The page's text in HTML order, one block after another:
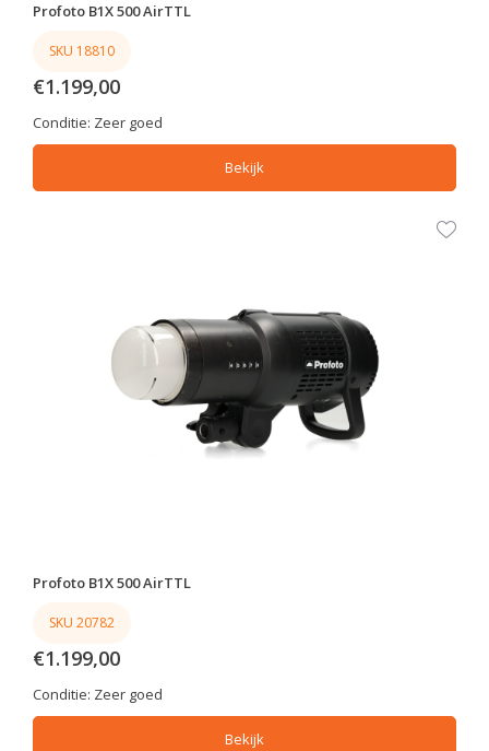
Profoto B1X 500 AirTTL
SKU 18810
€1.199,00
Conditie: Zeer goed
Bekijk
Profoto B1X 500 AirTTL
SKU 20782
€1.199,00
Conditie: Zeer goed
Bekijk